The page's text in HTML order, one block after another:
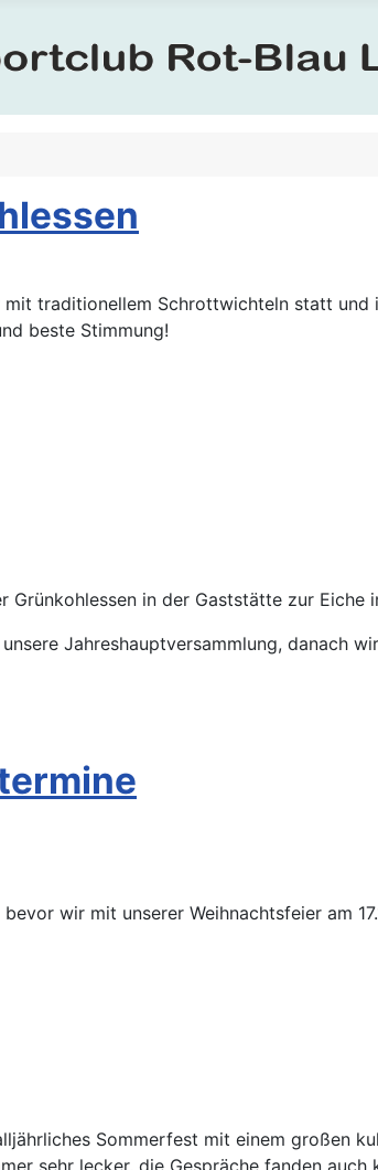
traditionellem Schrottwichteln statt
beste Stimmung!
in der Gaststätte zur Eiche
Jahreshauptversammlung, danach
wir mit unserer Weihnachtsfeier am
Sommerfest mit einem großen
sehr lecker, die Gespräche fanden